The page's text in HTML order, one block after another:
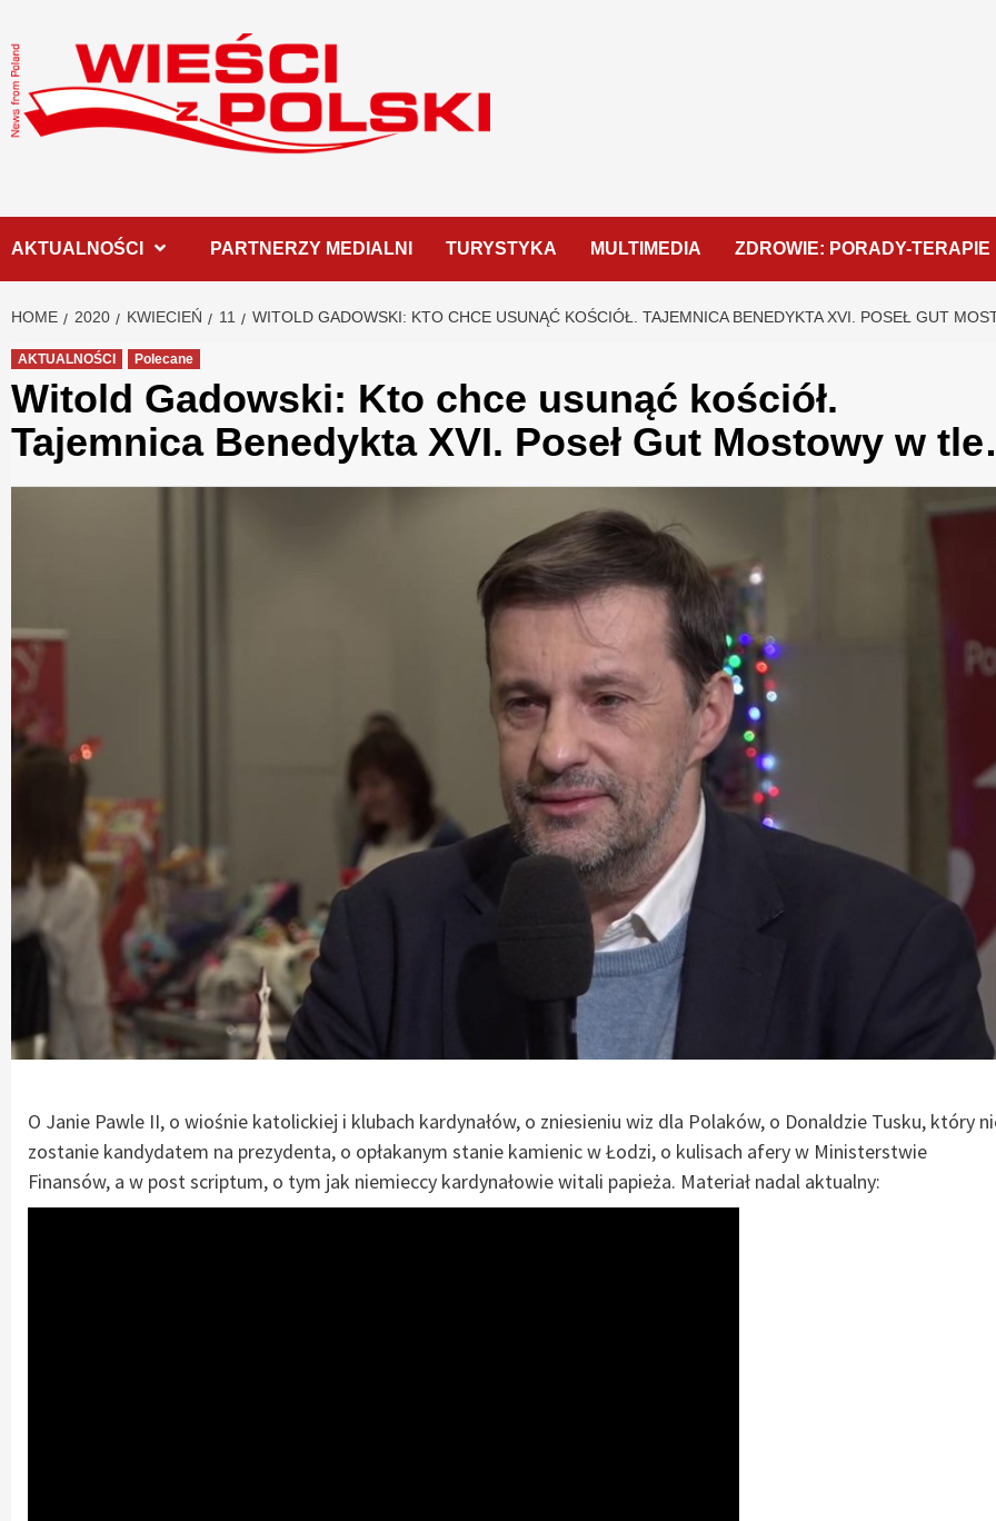
to
content
AKTUALNOŚCI PARTNERZY MEDIALNI TURYSTYKA MULTIMEDIA ZDROWIE: PORADY-TERAPIE
HOME 2020 KWIECIEŃ 11 WITOLD GADOWSKI: KTO CHCE USUNĄĆ KOŚCIÓŁ. TAJEMNICA BENEDYKTA XVI. POSEŁ GUT
AKTUALNOŚCI Polecane
Witold Gadowski: Kto chce usunąć kościół.
Tajemnica Benedykta XVI. Poseł Gut Mostowy w
O Janie Pawle II, o wiośnie katolickiej i klubach kardynałów, o zniesieniu wiz dla Polaków, o Donaldzie Tusku, który
zostanie kandydatem na prezydenta, o opłakanym stanie kamienic w Łodzi, o kulisach afery w Ministerstwie
Finansów, a w post scriptum, o tym jak niemieccy kardynałowie witali papieża. Materiał nadal aktualny: